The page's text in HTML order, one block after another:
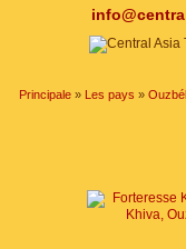
Principale » Les pays »